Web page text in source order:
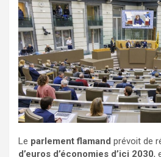
Le parlement flamand prévoit de
d’euros d’économies d’ici 2030,